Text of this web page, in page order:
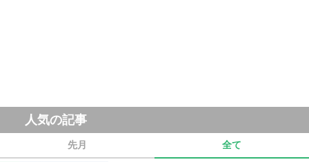
人気の記事
先月 全て